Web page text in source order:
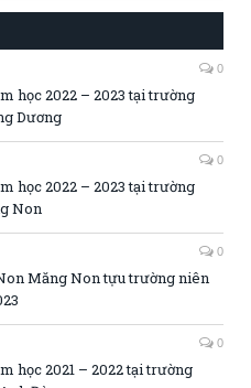
0
học 2022 – 2023 tại trường
Dương
0
học 2022 – 2023 tại trường
Non
0
Măng Non tựu trường niên
0
học 2021 – 2022 tại trường